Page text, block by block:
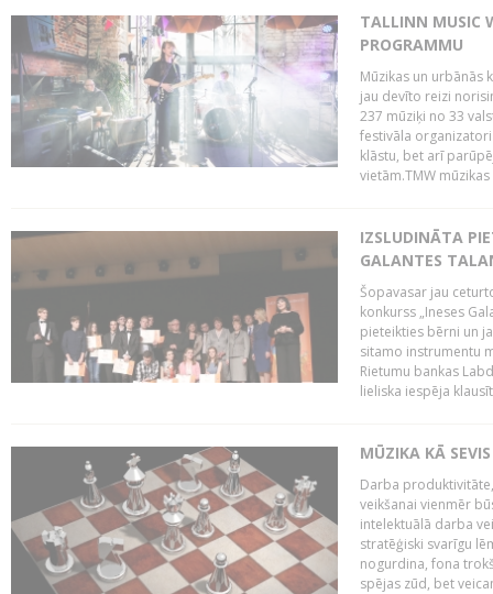
TALLINN MUSIC
PROGRAMMU
Mūzikas un urbānās
jau devīto reizi
237 mūziķi no 33
festivāla
klāstu, bet arī
vietām.TMW
IZSLUDINĀTA
GALANTES
Šopavasar jau
konkurss „Ineses
pieteikties bērni un
sitamo instrumentu
Rietumu bankas
lieliska iespēja
MŪZIKA KĀ
Darba
veikšanai vienmēr
intelektuālā darba
stratēģiski svarīgu
nogurdina, fona
spējas zūd, bet